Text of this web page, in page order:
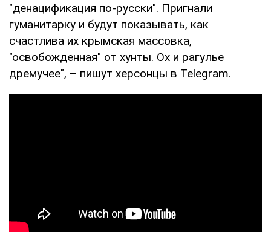
"денацификация по-русски". Пригнали
гуманитарку и будут показывать, как
счастлива их крымская массовка,
"освобожденная" от хунты. Ох и рагулье
дремучее", – пишут херсонцы в Telegram.